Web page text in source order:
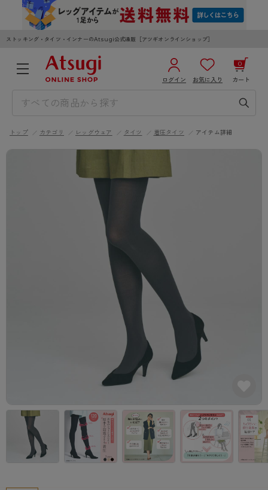
ストッキング・タイツ・インナーのAtsugi公式通販［アツギオンラインショップ］
ログイン お気に入り カート
0
カートを見る
3,980円以上のご購入で送料無料
ログイン／新規会員登録
MEN
- ショート丈ストッキング
- 着圧ストッキング
- パンティ部レスストッキング
タイツ
- ノンワイヤーブラ
- ブラトップ
ショーツ
- レギュラーショーツ
ライフスタイルウェア
ルームウェア・パジャマ
アクティブ・スポーツ
- スポーツブラ
クルー・レギュラー丈ソックス
スニーカー丈・くるぶし丈ソックス
Tバック・ビキニ
肌着・インナー
ライフスタイルウェア
ルームウェア・パジャマ
クルー・レギュラー丈ソックス
スニーカー丈・くるぶし丈ソックス
ハイソックス
スクールソックス
スポーツブラ
ショーツ
レギュラーショーツ
スゴスト
フェイクタイツ
hotto comfort
商品選びのお手伝い
私に似合う、ストッキング選び
タイツの選び方
ご利用ガイド
はじめての方へ
よくある質問（FAQ）
トップ カテゴリ レッグウェア タイツ 着圧タイツ アイテム詳細